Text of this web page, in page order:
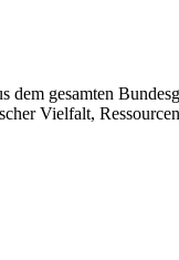
dem gesamten
Vielfalt,